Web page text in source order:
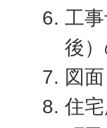
工
後
図
住